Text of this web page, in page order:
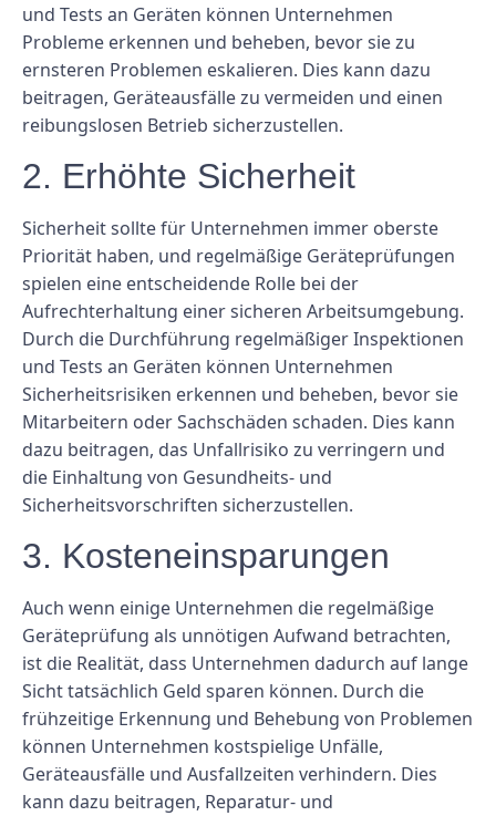
und Tests an Geräten können Unternehmen
Probleme erkennen und beheben, bevor sie zu
ernsteren Problemen eskalieren. Dies kann dazu
beitragen, Geräteausfälle zu vermeiden und einen
reibungslosen Betrieb sicherzustellen.
2. Erhöhte Sicherheit
Sicherheit sollte für Unternehmen immer oberste
Priorität haben, und regelmäßige Geräteprüfungen
spielen eine entscheidende Rolle bei der
Aufrechterhaltung einer sicheren Arbeitsumgebung.
Durch die Durchführung regelmäßiger Inspektionen
und Tests an Geräten können Unternehmen
Sicherheitsrisiken erkennen und beheben, bevor sie
Mitarbeitern oder Sachschäden schaden. Dies kann
dazu beitragen, das Unfallrisiko zu verringern und
die Einhaltung von Gesundheits- und
Sicherheitsvorschriften sicherzustellen.
3. Kosteneinsparungen
Auch wenn einige Unternehmen die regelmäßige
Geräteprüfung als unnötigen Aufwand betrachten,
ist die Realität, dass Unternehmen dadurch auf lange
Sicht tatsächlich Geld sparen können. Durch die
frühzeitige Erkennung und Behebung von Problemen
können Unternehmen kostspielige Unfälle,
Geräteausfälle und Ausfallzeiten verhindern. Dies
kann dazu beitragen, Reparatur- und